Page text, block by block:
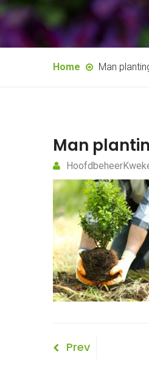
Home Man
Man
Bericht
Previous
Prev